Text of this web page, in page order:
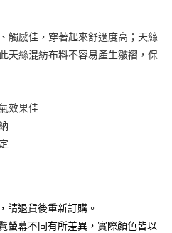
彰化商業銀行
台北富邦商業銀行
華泰商業銀行
遠東國際商業銀行
彰化商業銀行
台中商業銀行
上)免運費
觸感佳，穿著起來舒適度高；天絲
天絲混紡布料不容易產生皺褶，保
效果佳
請退貨後重新訂購。
螢幕不同有所差異，實際顏色皆以